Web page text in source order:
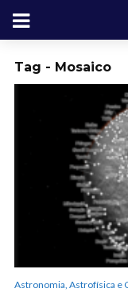
Tag - Mosaico
Astronomia, Astrofísica e